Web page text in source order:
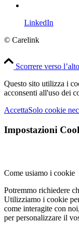
LinkedIn
© Carelink
Scorrere verso l’alto
Questo sito utilizza i
acconsenti all'uso dei
AccettaSolo cookie
Impostazioni
Come usiamo i cookie
Potremmo richiedere
Utilizziamo i cookie
come interagite con
per personalizzare il